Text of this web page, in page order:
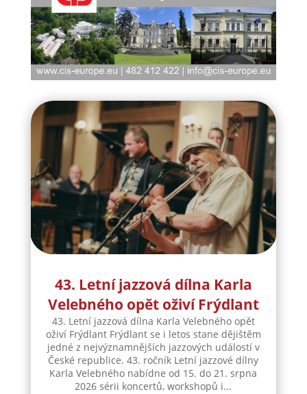
43. Letní jazzová dílna Karla
Velebného opět oživí Frýdlant
43. Letní jazzová dílna Karla Velebného opět
oživí Frýdlant Frýdlant se i letos stane dějištěm
jedné z nejvýznamnějších jazzových událostí v
České republice. 43. ročník Letní jazzové dílny
Karla Velebného nabídne od 15. do 21. srpna
2026 sérii koncertů, workshopů i...